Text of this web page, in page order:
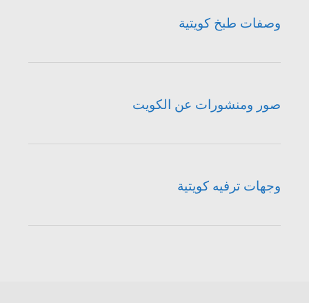
وصفات طبخ كويتية
صور ومنشورات عن الكويت
وجهات ترفيه كويتية